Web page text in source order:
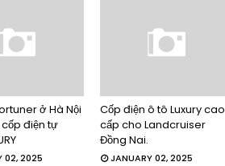
ở Hà Nội
điện tự
02, 2025
Cốp điện ô tô Luxury cao
cấp cho Landcruiser
Đồng Nai.
JANUARY 02, 2025